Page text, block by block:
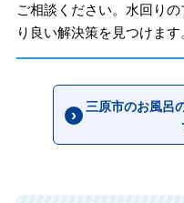
ご相談ください。水回り
り良い解決策を見つけます
三原市のお風呂